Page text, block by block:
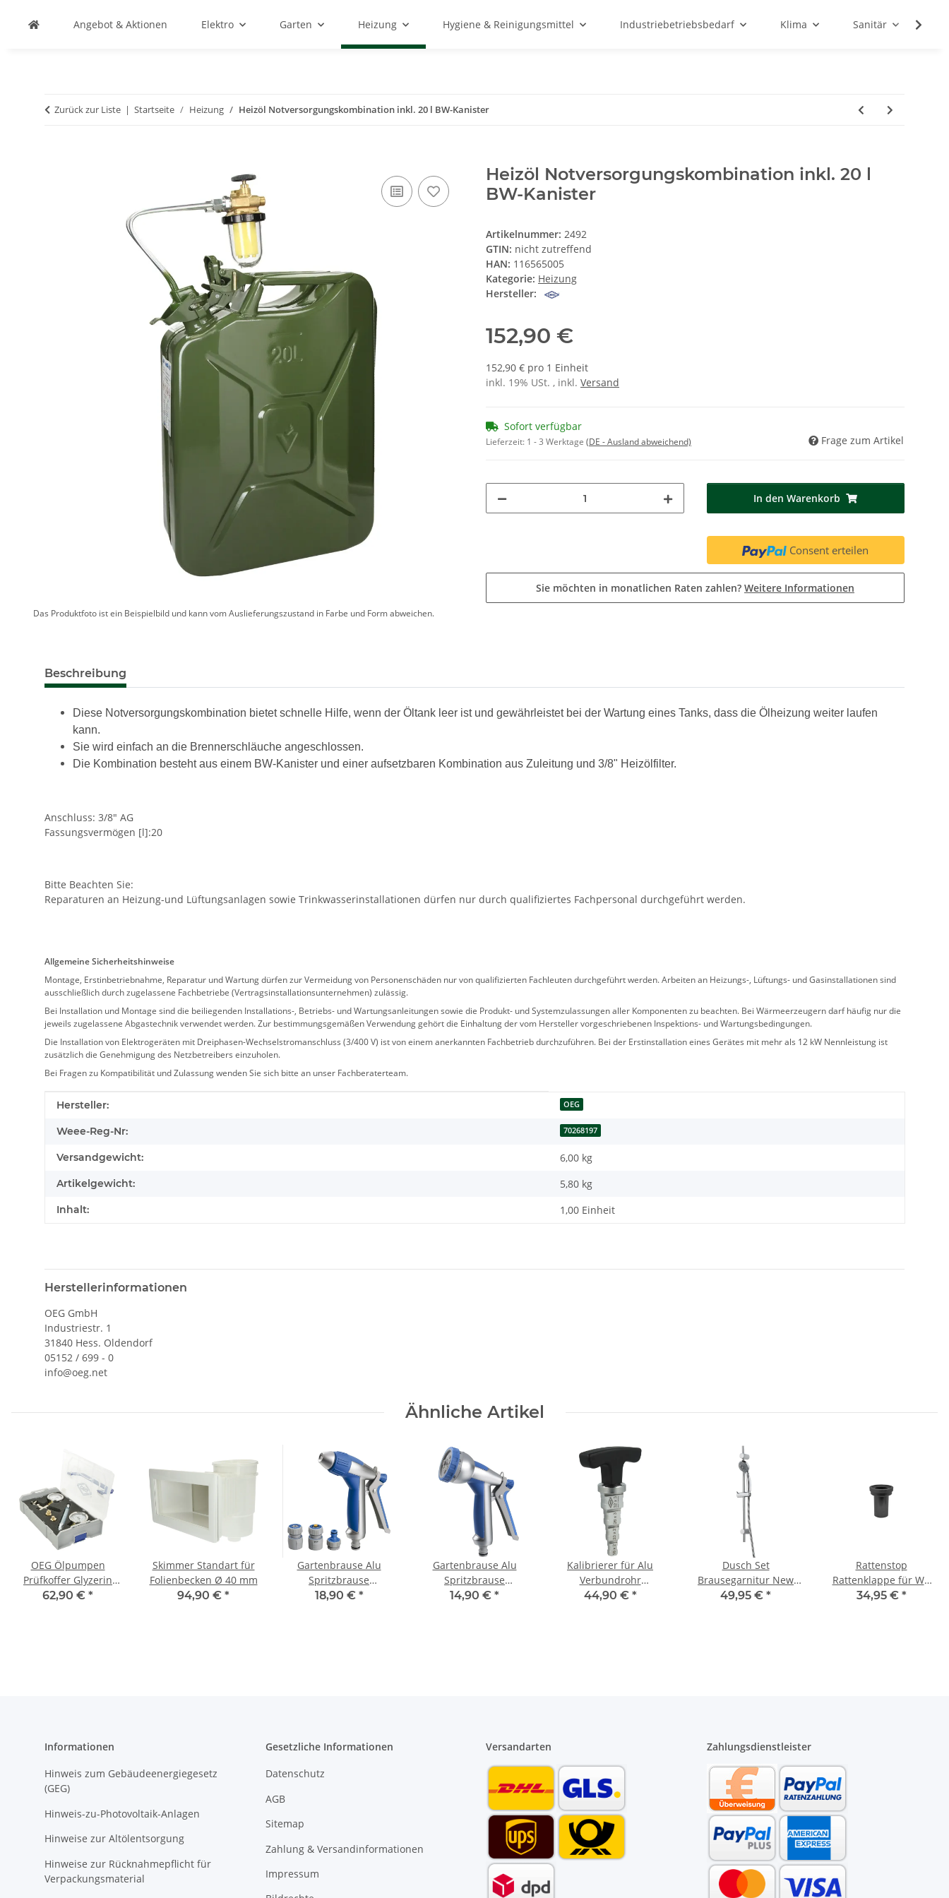
Angebot & Aktionen Elektro Garten Heizung Hygiene & Reinigungsmittel Industriebetriebsbedarf Klima Sanitär
Zurück zur Liste Startseite Heizung Heizöl Notversorgungskombination inkl. 20 l BW-Kanister
Das Produktfoto ist ein Beispielbild und kann vom Auslieferungszustand in Farbe und Form abweichen.
Heizöl Notversorgungskombination inkl. 20 l
BW-Kanister
Artikelnummer: 2492
GTIN: nicht zutreffend
HAN: 116565005
Kategorie: Heizung
Hersteller:
152,90 €
152,90 € pro 1 Einheit
inkl. 19% USt. , inkl. Versand
Sofort verfügbar
Lieferzeit: 1 - 3 Werktage (DE - Ausland abweichend) Frage zum Artikel
In den Warenkorb
Consent erteilen
Sie möchten in monatlichen Raten zahlen? Weitere Informationen
Beschreibung
Diese Notversorgungskombination bietet schnelle Hilfe, wenn der Öltank leer ist und gewährleistet bei der Wartung eines Tanks, dass die Ölheizung weiter laufen
kann.
Sie wird einfach an die Brennerschläuche angeschlossen.
Die Kombination besteht aus einem BW-Kanister und einer aufsetzbaren Kombination aus Zuleitung und 3/8" Heizölfilter.
Anschluss: 3/8" AG
Fassungsvermögen [l]:20
Bitte Beachten Sie:
Reparaturen an Heizung-und Lüftungsanlagen sowie Trinkwasserinstallationen dürfen nur durch qualifiziertes Fachpersonal durchgeführt werden.
Allgemeine Sicherheitshinweise
Montage, Erstinbetriebnahme, Reparatur und Wartung dürfen zur Vermeidung von Personenschäden nur von qualifizierten Fachleuten durchgeführt werden. Arbeiten an Heizungs-, Lüftungs- und Gasinstallationen sind
ausschließlich durch zugelassene Fachbetriebe (Vertragsinstallationsunternehmen) zulässig.
Bei Installation und Montage sind die beiliegenden Installations-, Betriebs- und Wartungsanleitungen sowie die Produkt- und Systemzulassungen aller Komponenten zu beachten. Bei Wärmeerzeugern darf häufig nur die
jeweils zugelassene Abgastechnik verwendet werden. Zur bestimmungsgemäßen Verwendung gehört die Einhaltung der vom Hersteller vorgeschriebenen Inspektions- und Wartungsbedingungen.
Die Installation von Elektrogeräten mit Dreiphasen-Wechselstromanschluss (3/400 V) ist von einem anerkannten Fachbetrieb durchzuführen. Bei der Erstinstallation eines Gerätes mit mehr als 12 kW Nennleistung ist
zusätzlich die Genehmigung des Netzbetreibers einzuholen.
Bei Fragen zu Kompatibilität und Zulassung wenden Sie sich bitte an unser Fachberaterteam.
Produkteigenschaft
Wert
Hersteller: OEG
Weee-Reg-Nr: 70268197
Versandgewicht: 6,00 kg
Artikelgewicht: 5,80 kg
Inhalt: 1,00 Einheit
Herstellerinformationen
OEG GmbH
Industriestr. 1
31840 Hess. Oldendorf
05152 / 699 - 0
info@oeg.net
Ähnliche Artikel
OEG Ölpumpen
Prüfkoffer Glyzerin
PPKG
62,90 € *
Skimmer Standart für
Folienbecken Ø 40 mm
94,90 € *
Gartenbrause Alu
Spritzbrause
Sprühpistole stufenlos
18,90 € *
Gartenbrause Alu
Spritzbrause
Sprühpistole 8 fach
14,90 € *
Kalibrierer für Alu
Verbundrohr
Kunststoffrohr 16 bis
44,90 € *
Dusch Set
Brausegarnitur New
Cento verchromt mit
49,95 € *
Rattenstop
Rattenklappe für WC
Anschlussgarnitur DN
34,95 € *
Informationen
Hinweis zum Gebäudeenergiegesetz
(GEG)
Hinweis-zu-Photovoltaik-Anlagen
Hinweise zur Altölentsorgung
Hinweise zur Rücknahmepflicht für
Verpackungsmaterial
Gesetzliche Informationen
Datenschutz
AGB
Sitemap
Zahlung & Versandinformationen
Impressum
Versandarten Zahlungsdienstleister